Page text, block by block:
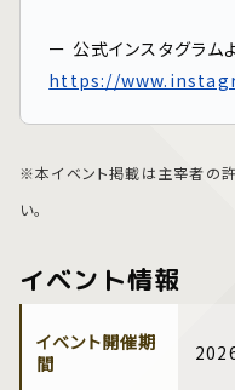
ー 公式インスタグラム
https://
※本イベント掲載は主宰者の
い。
イベント情報
イベント開催期
間